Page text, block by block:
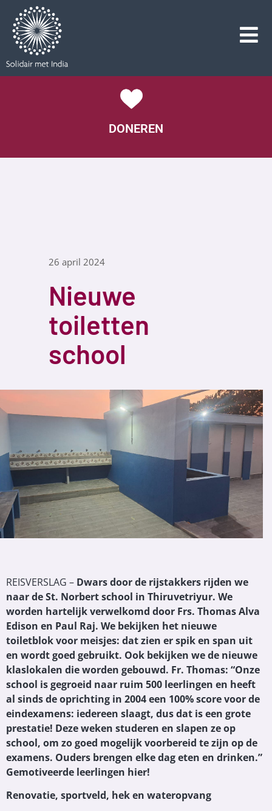
DONEREN
26 april 2024
Nieuwe
toiletten
school
REISVERSLAG – Dwars door de rijstakkers rijden we
naar de St. Norbert school in Thiruvetriyur. We
worden hartelijk verwelkomd door Frs. Thomas Alva
Edison en Paul Raj. We bekijken het nieuwe
toiletblok voor meisjes: dat zien er spik en span uit
en wordt goed gebruikt. Ook bekijken we de nieuwe
klaslokalen die worden gebouwd. Fr. Thomas: “Onze
school is gegroeid naar ruim 500 leerlingen en heeft
al sinds de oprichting in 2004 een 100% score voor de
eindexamens: iedereen slaagt, dus dat is een grote
prestatie! Deze weken studeren en slapen ze op
school, om zo goed mogelijk voorbereid te zijn op de
examens. Ouders brengen elke dag eten en drinken.”
Gemotiveerde leerlingen hier!
Renovatie, sportveld, hek en wateropvang